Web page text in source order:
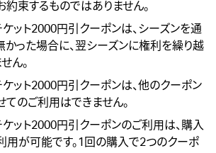
束するものではありません。
ット2000円引クーポンは、シーズンを通
かった場合に、翌シーズンに権利を繰り越
ん。
ット2000円引クーポンは、他のクーポン
てのご利用はできません。
ット2000円引クーポンのご利用は、購入
用が可能です。1回の購入で2つのクーポ